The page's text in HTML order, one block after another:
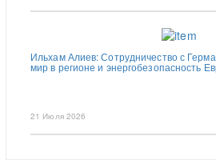
Ильхам Алиев: Сотрудничество с
мир в регионе и энергобезопасность
21 Июля 2026